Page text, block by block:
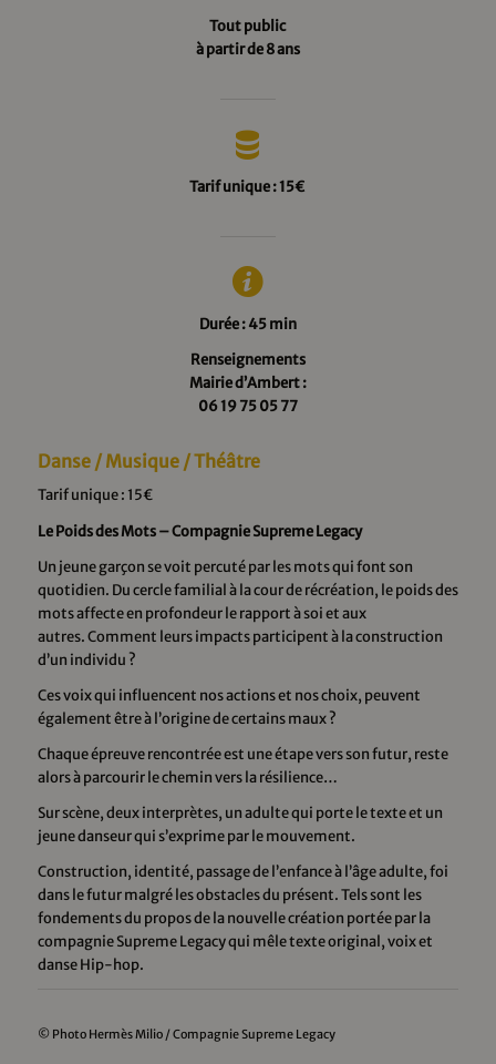
Tout public
à partir de 8 ans
Tarif unique : 15€
Durée : 45 min
Renseignements
Mairie d’Ambert :
06 19 75 05 77
Danse / Musique / Théâtre
Tarif unique : 15€
Le Poids des Mots – Compagnie Supreme Legacy
Un jeune garçon se voit percuté par les mots qui font son
quotidien. Du cercle familial à la cour de récréation, le poids des
mots affecte en profondeur le rapport à soi et aux
autres.Comment leurs impacts participent à la construction
d’un individu ?
Ces voix qui influencent nos actions et nos choix, peuvent
également être à l’origine de certains maux ?
Chaque épreuve rencontrée est une étape vers son futur, reste
alors à parcourir le chemin vers la résilience…
Sur scène,deux interprètes, un adulte qui porte le texte et un
jeune danseur qui s’exprime par le mouvement.
Construction, identité, passage de l’enfance à l’âge adulte, foi
dans le futur malgré les obstacles du présent.Tels sont les
fondements du propos de la nouvelle création portée par la
compagnie Supreme Legacy qui mêletexte original,voixet
danse Hip-hop.
© Photo Hermès Milio / Compagnie Supreme Legacy